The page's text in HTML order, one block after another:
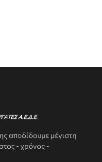
αποδίδουμε μέγιστη
- χρόνος -